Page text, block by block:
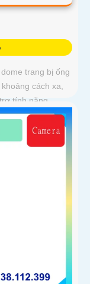
trang bị ống
cách xa,
tính năng
có tốc độ lấy